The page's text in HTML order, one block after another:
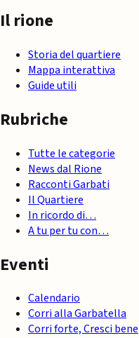
Il rione
Storia del quartiere
Mappa interattiva
Guide utili
Rubriche
Tutte le categorie
News dal Rione
Racconti Garbati
Il Quartiere
In ricordo di…
A tu per tu con…
Eventi
Calendario
Corri alla Garbatella
Corri forte, Cresci bene